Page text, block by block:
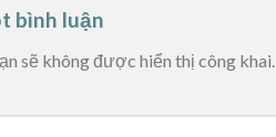
bình luận
sẽ không được hiển thị công khai.